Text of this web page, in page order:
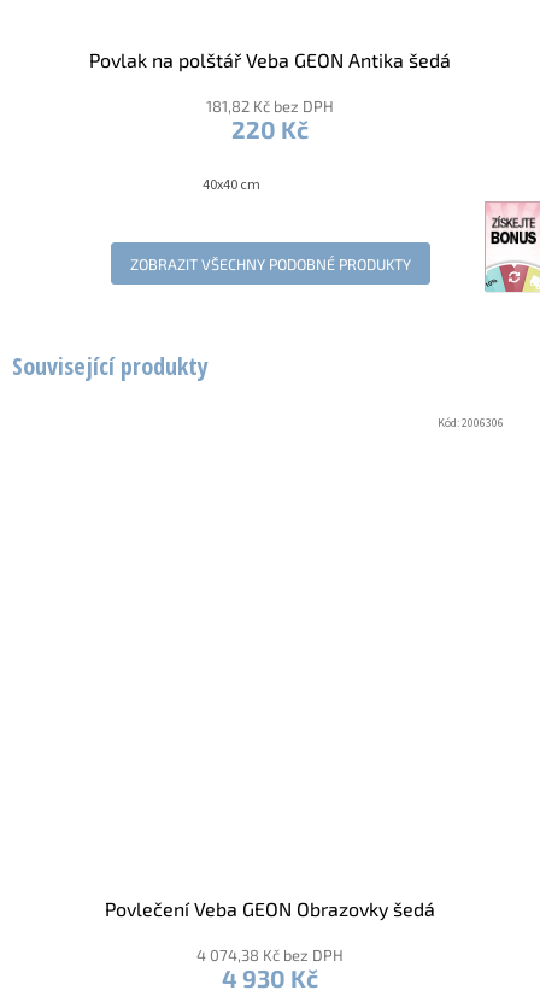
Související produkty
Povlečení Veba GEON Obrazovky šedá
4 074,38 Kč bez DPH
4 930 Kč
Kód:2006306
Povlak na polštář Veba GEON Antika šedá
181,82 Kč bez DPH
220 Kč
40x40 cm
ZOBRAZIT VŠECHNY PODOBNÉ PRODUKTY